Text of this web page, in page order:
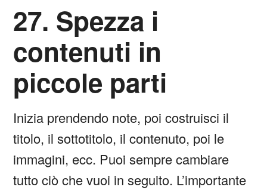
27. Spezza i
contenuti in
piccole parti
Inizia prendendo note, poi costruisci il
titolo, il sottotitolo, il contenuto, poi le
immagini, ecc. Puoi sempre cambiare
tutto ciò che vuoi in seguito. L’importante